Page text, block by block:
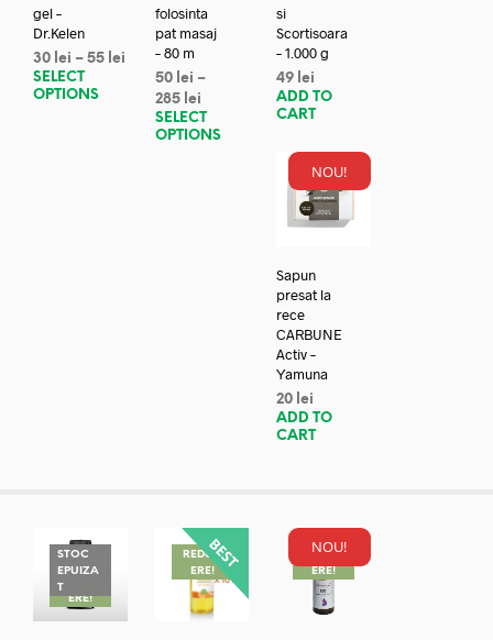
gel –
Dr.Kelen
30 lei – 55 lei
SELECT
OPTIONS
folosinta
pat masaj
– 80 m
50 lei –
285 lei
SELECT
OPTIONS
si
Scortisoara
– 1.000 g
49 lei
ADD TO
CART
NOU!
Sapun
presat la
rece
CARBUNE
Activ –
Yamuna
20 lei
ADD TO
CART
STOC
EPUIZA
TREDUC
ERE!
REDUC
ERE!
NOU!
REDUC
ERE!